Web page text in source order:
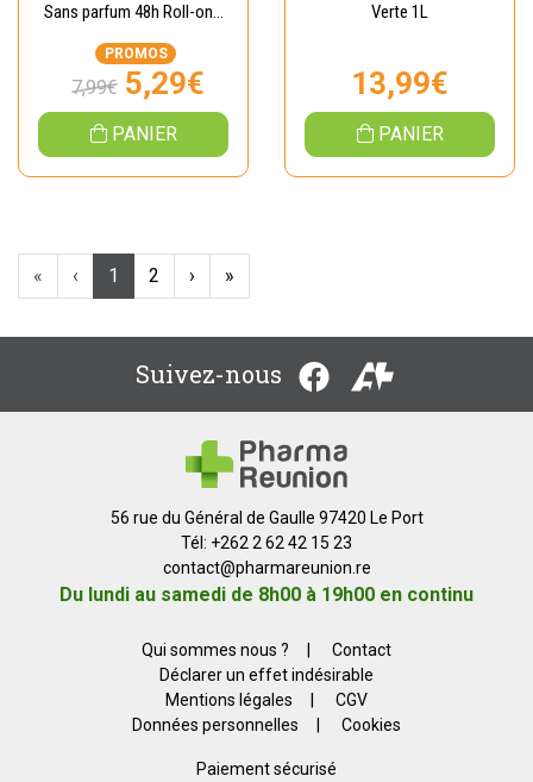
Sans parfum 48h Roll-on...
PROMOS
7,99€ 5,29€
PANIER
Verte 1L
13,99€
PANIER
« ‹ 1 2 › »
Suivez-nous
56 rue du Général de Gaulle 97420 Le Port
Tél: +262 2 62 42 15 23
contact@pharmareunion.re
Du lundi au samedi de 8h00 à 19h00 en continu
Qui sommes nous ?
Contact
Déclarer un effet indésirable
Mentions légales
CGV
Données personnelles
Cookies
Paiement sécurisé